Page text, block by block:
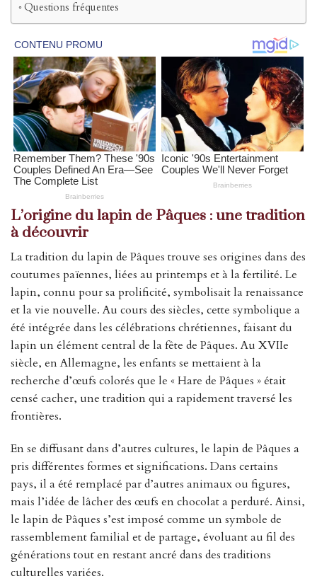
Questions fréquentes
L’origine du lapin de Pâques : une tradition
à découvrir
La tradition du lapin de Pâques trouve ses origines dans des
coutumes païennes, liées au printemps et à la fertilité. Le
lapin, connu pour sa prolificité, symbolisait la renaissance
et la vie nouvelle. Au cours des siècles, cette symbolique a
été intégrée dans les célébrations chrétiennes, faisant du
lapin un élément central de la fête de Pâques. Au XVIIe
siècle, en Allemagne, les enfants se mettaient à la
recherche d’œufs colorés que le « Hare de Pâques » était
censé cacher, une tradition qui a rapidement traversé les
frontières.
En se diffusant dans d’autres cultures, le lapin de Pâques a
pris différentes formes et significations. Dans certains
pays, il a été remplacé par d’autres animaux ou figures,
mais l’idée de lâcher des œufs en chocolat a perduré. Ainsi,
le lapin de Pâques s’est imposé comme un symbole de
rassemblement familial et de partage, évoluant au fil des
générations tout en restant ancré dans des traditions
culturelles variées.